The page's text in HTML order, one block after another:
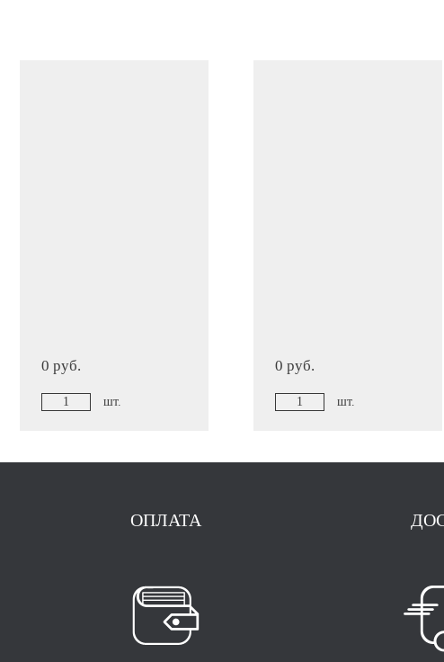
0 руб.
шт.
0 руб.
шт.
ОПЛАТА